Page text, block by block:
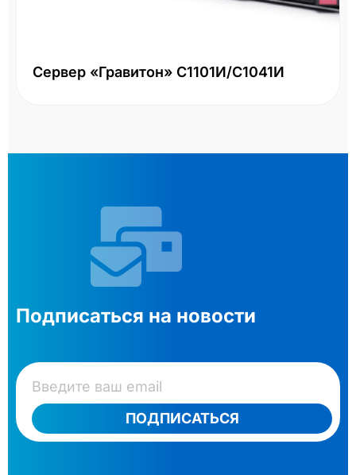
Сервер «Гравитон» С1101И/С1041И
Подписаться на новости
ПОДПИСАТЬСЯ